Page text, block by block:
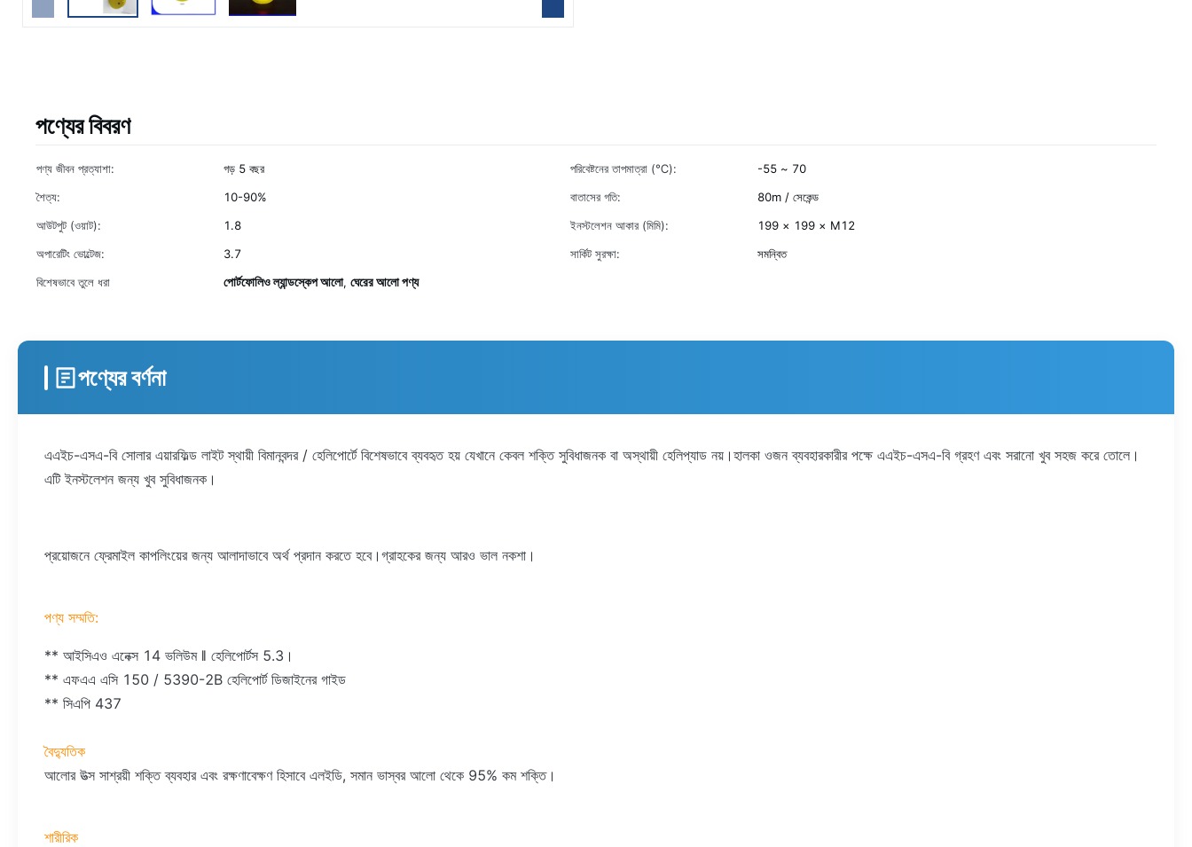
পণ্যের বিবরণ
পণ্য জীবন প্রত্যাশা: গড় 5 বছর পরিবেষ্টনের তাপমাত্রা (℃):
-55 ~ 70
শৈত্য:
10-90% বাতাসের গতি:
80m / সেকেন্ড
আউটপুট (ওয়াট):
1.8 ইনস্টলেশন আকার (মিমি):
199 × 199 × M12
অপারেটিং ভোল্টেজ:
3.7 সার্কিট সুরক্ষা:
সমন্বিত
বিশেষভাবে তুলে ধরা
পোর্টফোলিও ল্যান্ডস্কেপ আলো, ঘেরের আলো পণ্য
পণ্যের বর্ণনা
এএইচ-এসএ-বি সোলার এয়ারফিল্ড লাইট স্থায়ী বিমানবন্দর / হেলিপোর্টে বিশেষভাবে ব্যবহৃত হয় যেখানে কেবল শক্তি সুবিধাজনক বা অস্থায়ী হেলিপ্যাড নয়।হালকা ওজন ব্যবহারকারীর পক্ষে এএইচ-এসএ-বি গ্রহণ এবং সরানো খুব সহজ করে তোলে।
এটি ইনস্টলেশন জন্য খুব সুবিধাজনক।
প্রয়োজনে ফ্রেমাইল কাপলিংয়ের জন্য আলাদাভাবে অর্থ প্রদান করতে হবে।গ্রাহকের জন্য আরও ভাল নকশা।
পণ্য সম্মতি:
** আইসিএও এনেক্স 14 ভলিউম ǁ হেলিপোর্টস 5.3।
** এফএএ এসি 150 / 5390-2B হেলিপোর্ট ডিজাইনের গাইড
** সিএপি 437
বৈদ্যুতিক
আলোর উত্স সাশ্রয়ী শক্তি ব্যবহার এবং রক্ষণাবেক্ষণ হিসাবে এলইডি, সমান ভাস্বর আলো থেকে 95% কম শক্তি।
শারীরিক